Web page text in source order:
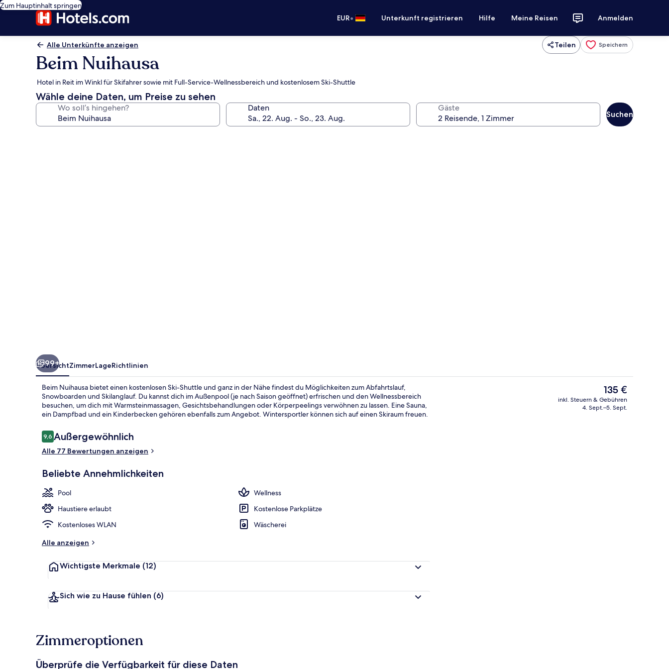
Zum Hauptinhalt springen
EUR• Unterkunft registrieren Hilfe Meine Reisen Anmelden
Alle Unterkünfte anzeigen Teilen Speichern
Beim Nuihausa
Hotel in Reit im Winkl für Skifahrer sowie mit Full-Service-Wellnessbereich und kostenlosem Ski-Shuttle
Wähle deine Daten, um Preise zu sehen
Wo soll’s hingehen? Daten Gäste
Suchen
Tägliches Frühstücksbuffet gegen Gebühr Außenbereich
99+
ÜbersichtZimmerLageRichtlinien
Beim Nuihausa bietet einen kostenlosen Ski-Shuttle und ganz in der Nähe findest du Möglichkeiten zum Abfahrtslauf,
Snowboarden und Skilanglauf. Du kannst dich im Außenpool (je nach Saison geöffnet) erfrischen und den Wellnessbereich
besuchen, um dich mit Warmsteinmassagen, Gesichtsbehandlungen oder Körperpeelings verwöhnen zu lassen. Eine Sauna,
ein Dampfbad und ein Kinderbecken gehören ebenfalls zum Angebot. Wintersportler können sich auf einen Skiraum freuen.
Bewertungen
9,69,6 von 10.
Außergewöhnlich
Alle 77 Bewertungen anzeigen
Beliebte Annehmlichkeiten
Pool
Wellness
Haustiere erlaubt
Kostenlose Parkplätze
Kostenloses WLAN
Wäscherei
Alle anzeigen
Wichtigste Merkmale (12)
Sich wie zu Hause fühlen (6)
Der
aktuelle
Preis
135 €
inkl. Steuern & Gebühren
4. Sept.–5. Sept.
Zimmeroptionen
Überprüfe die Verfügbarkeit für diese Daten